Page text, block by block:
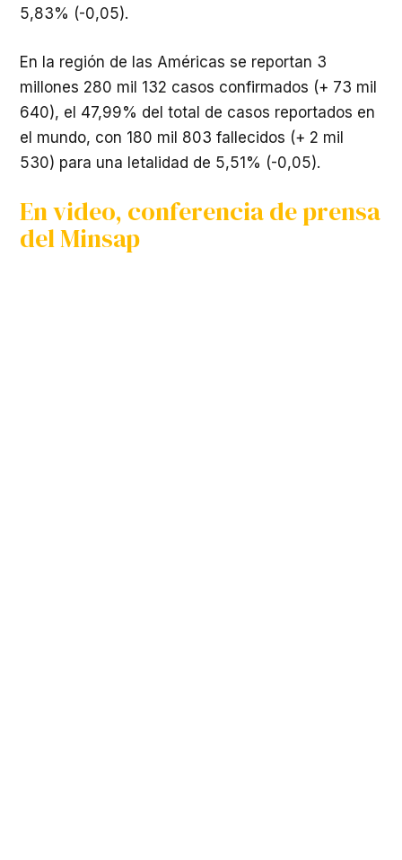
5,83% (-0,05).
En la región de las Américas se reportan 3
millones 280 mil 132 casos confirmados (+ 73 mil
640), el 47,99% del total de casos reportados en
el mundo, con 180 mil 803 fallecidos (+ 2 mil
530) para una letalidad de 5,51% (-0,05).
En video, conferencia de prensa
del Minsap